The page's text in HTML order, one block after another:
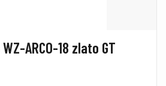
ARCO-18 zlato GT